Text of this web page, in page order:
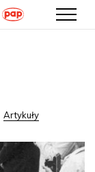
Artykuły